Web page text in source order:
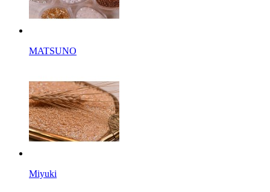
MATSUNO
Miyuki